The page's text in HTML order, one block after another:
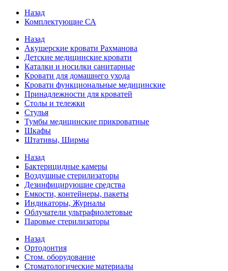
Назад
Комплектующие СА
Назад
Акушерские кровати Рахманова
Детские медицинские кровати
Каталки и носилки санитарные
Кровати для домашнего ухода
Кровати функциональные медицинские
Принадлежности для кроватей
Столы и тележки
Стулья
Тумбы медицинские прикроватные
Шкафы
Штативы, Ширмы
Назад
Бактерицидные камеры
Воздушные стерилизаторы
Дезинфицирующие средства
Емкости, контейнеры, пакеты
Индикаторы, Журналы
Облучатели ультрафиолетовые
Паровые стерилизаторы
Назад
Ортодонтия
Стом. оборудование
Стоматологические материалы